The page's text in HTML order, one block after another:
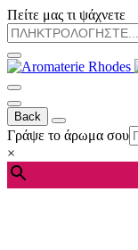
Πείτε μας τι ψάχνετε
Back
Γράψε το άρωμα σου
×